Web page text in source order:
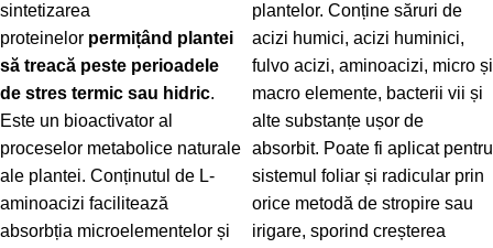
sintetizarea
proteinelor permițând plantei
să treacă peste perioadele
de stres termic sau hidric.
Este un bioactivator al
proceselor metabolice naturale
ale plantei. Conținutul de L-
aminoacizi facilitează
absorbția microelementelor și
plantelor. Conține săruri de
acizi humici, acizi huminici,
fulvo acizi, aminoacizi, micro și
macro elemente, bacterii vii și
alte substanțe ușor de
absorbit. Poate fi aplicat pentru
sistemul foliar și radicular prin
orice metodă de stropire sau
irigare, sporind creșterea